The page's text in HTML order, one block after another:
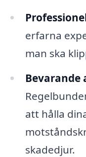
erfarna
man ska
Bevarande
att hålla
skadedjur.